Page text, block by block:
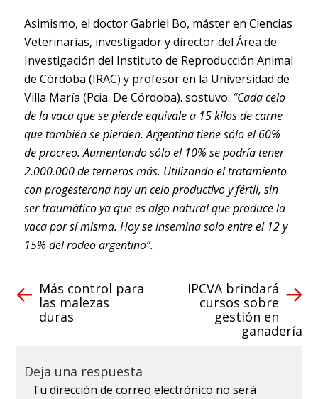
Asimismo, el doctor Gabriel Bo, máster en Ciencias
Veterinarias, investigador y director del Área de
Investigación del Instituto de Reproducción Animal
de Córdoba (IRAC) y profesor en la Universidad de
Villa María (Pcia. De Córdoba). sostuvo: “Cada celo
de la vaca que se pierde equivale a 15 kilos de carne
que también se pierden. Argentina tiene sólo el 60%
de procreo. Aumentando sólo el 10% se podría tener
2.000.000 de terneros más. Utilizando el tratamiento
con progesterona hay un celo productivo y fértil, sin
ser traumático ya que es algo natural que produce la
vaca por sí misma. Hoy se insemina solo entre el 12 y
15% del rodeo argentino”.
Más control para
las malezas
duras
IPCVA brindará
cursos sobre
gestión en
ganadería
Deja una respuesta
Tu dirección de correo electrónico no será